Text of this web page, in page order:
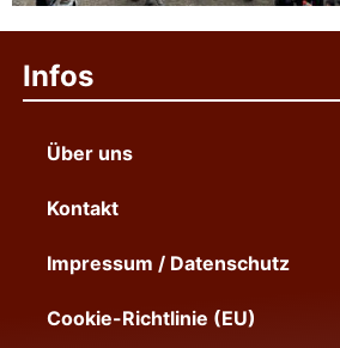
Infos
Über uns
Kontakt
Impressum / Datenschutz
Cookie-Richtlinie (EU)